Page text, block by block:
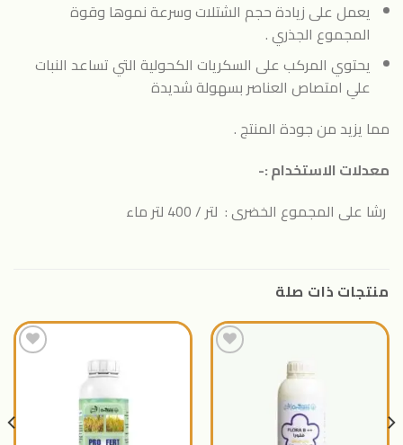
يعمل على زيادة حجم الشتلات وسرعة نموها وقوة
المجموع الجذري .
يحتوي المركب على السكريات الكحولية التي تساعد النبات
علي امتصاص العناصر بسهولة شديدة
مما يزيد من جودة المنتج .
معدلات الاستخدام :-
رشا على المجموع الخضرى : لتر / 400 لتر ماء
منتجات ذات صلة
المنتجات
المفضلة